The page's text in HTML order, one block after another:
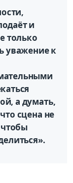
и
только
уважение к
а думать,
сцена не
чтобы